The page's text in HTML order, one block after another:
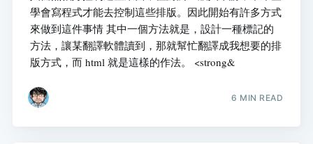
學會寫程式才能去控制這些排版。因此開始有許多方式
來做到這件事情 其中一個方法就是，設計一種標記的
方法，讓某翻譯軟體讀到，那就幫忙翻譯成我想要的排
版方式，而 html 就是這樣的作法。 <strong&
6 MIN READ